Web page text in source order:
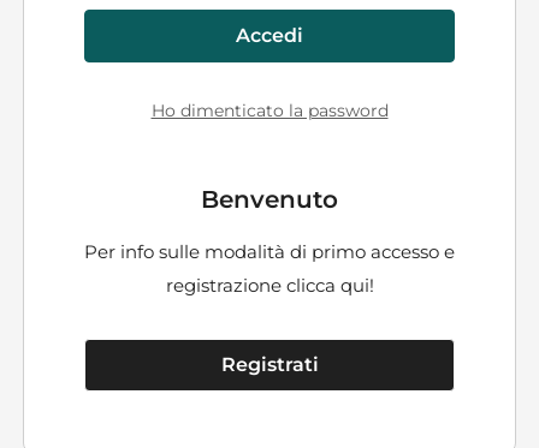
Accedi
Ho dimenticato la password
Benvenuto
Per info sulle modalità di primo accesso e
registrazione clicca qui!
Registrati